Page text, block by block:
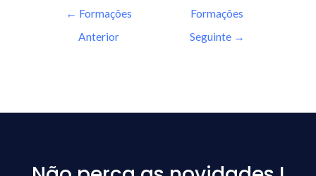
← Formações
Anterior
Formações
Seguinte →